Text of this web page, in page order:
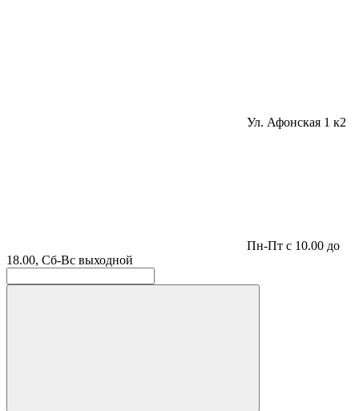
Ул. Афонская 1 к2
Пн-Пт с 10.00 до
18.00, Сб-Вс выходной